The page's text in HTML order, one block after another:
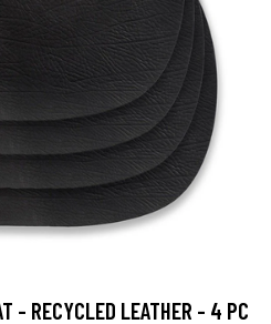
- RECYCLED LEATHER - 4 PC